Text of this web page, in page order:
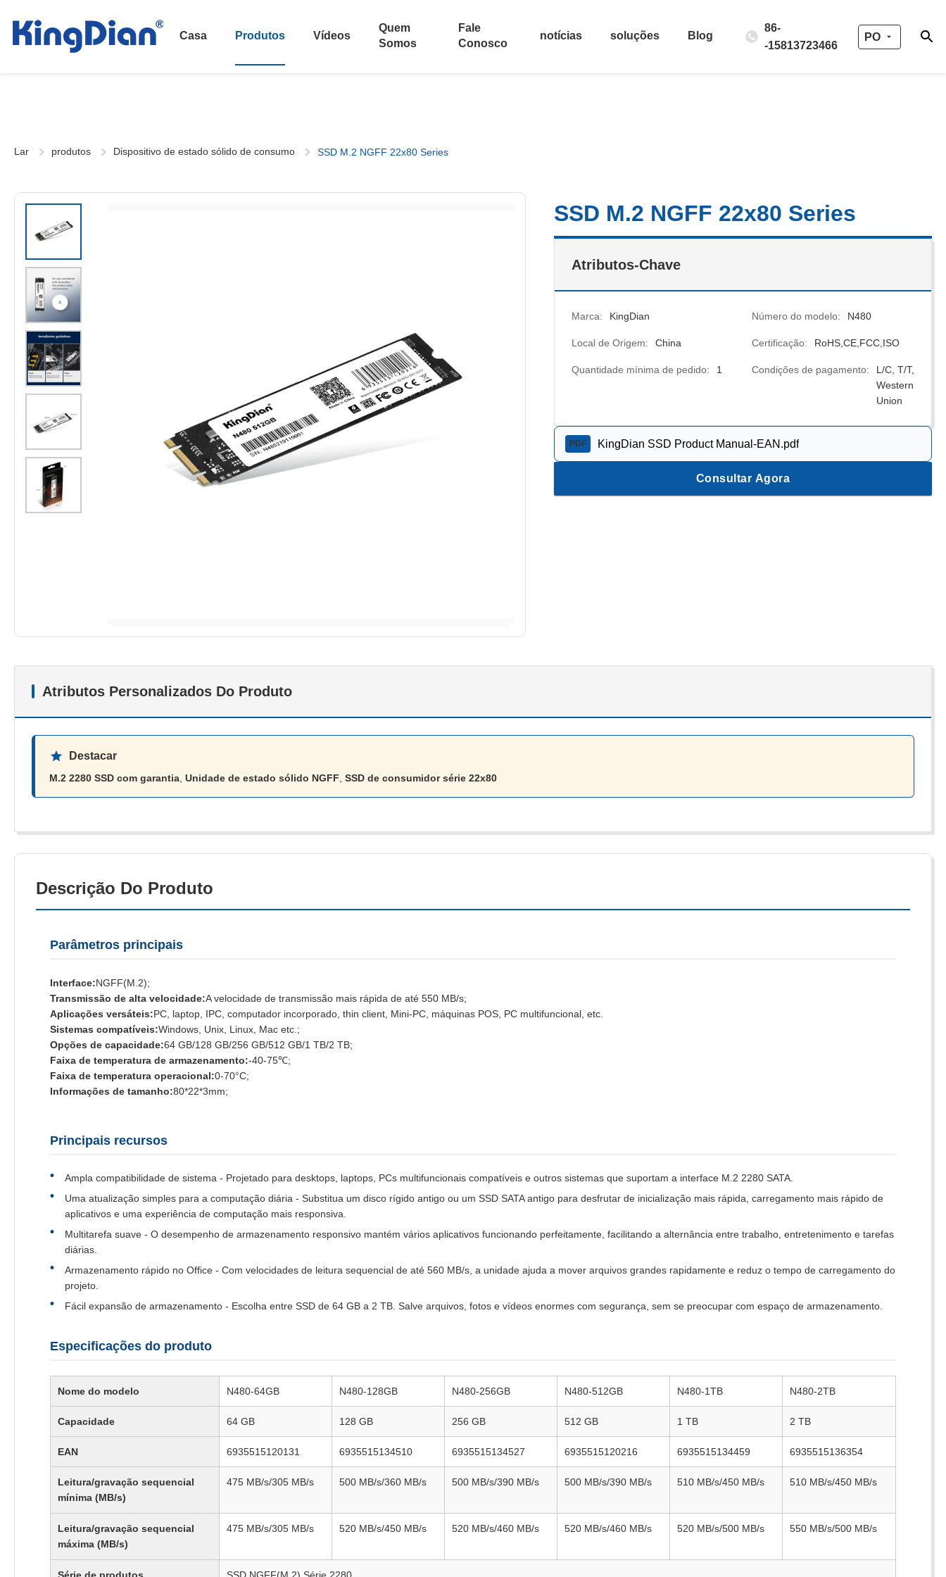
Casa Produtos Vídeos
Quem
Somos
Fale
Conosco
notícias soluções Blog
86-
-15813723466
PO
Lar produtos Dispositivo de estado sólido de consumo SSD M.2 NGFF 22x80 Series
SSD M.2 NGFF 22x80 Series
Atributos-Chave
Marca: KingDian Número do modelo: N480
Local de Origem: China Certificação: RoHS,CE,FCC,ISO
Quantidade mínima de pedido: 1 Condições de pagamento:
L/C, T/T,
Western
Union
PDF KingDian SSD Product Manual-EAN.pdf
Consultar Agora
Atributos Personalizados Do Produto
Destacar
M.2 2280 SSD com garantia Unidade de estado sólido NGFF SSD de consumidor série 22x80
Descrição Do Produto
Parâmetros principais
Interface:NGFF(M.2);
Transmissão de alta velocidade:A velocidade de transmissão mais rápida de até 550 MB/s;
Aplicações versáteis:PC, laptop, IPC, computador incorporado, thin client, Mini-PC, máquinas POS, PC multifuncional, etc.
Sistemas compatíveis:Windows, Unix, Linux, Mac etc.;
Opções de capacidade:64 GB/128 GB/256 GB/512 GB/1 TB/2 TB;
Faixa de temperatura de armazenamento:-40-75℃;
Faixa de temperatura operacional:0-70°C;
Informações de tamanho:80*22*3mm;
Principais recursos
Ampla compatibilidade de sistema - Projetado para desktops, laptops, PCs multifuncionais compatíveis e outros sistemas que suportam a interface M.2 2280 SATA.
Uma atualização simples para a computação diária - Substitua um disco rígido antigo ou um SSD SATA antigo para desfrutar de inicialização mais rápida, carregamento mais rápido de
aplicativos e uma experiência de computação mais responsiva.
Multitarefa suave - O desempenho de armazenamento responsivo mantém vários aplicativos funcionando perfeitamente, facilitando a alternância entre trabalho, entretenimento e tarefas
diárias.
Armazenamento rápido no Office - Com velocidades de leitura sequencial de até 560 MB/s, a unidade ajuda a mover arquivos grandes rapidamente e reduz o tempo de carregamento do
projeto.
Fácil expansão de armazenamento - Escolha entre SSD de 64 GB a 2 TB. Salve arquivos, fotos e vídeos enormes com segurança, sem se preocupar com espaço de armazenamento.
Especificações do produto
Nome do modelo N480-64GB N480-128GB N480-256GB N480-512GB N480-1TB N480-2TB
Capacidade 64 GB 128 GB 256 GB 512 GB 1 TB 2 TB
EAN 6935515120131 6935515134510 6935515134527 6935515120216 6935515134459 6935515136354
Leitura/gravação sequencial
mínima (MB/s)
475 MB/s/305 MB/s 500 MB/s/360 MB/s 500 MB/s/390 MB/s 500 MB/s/390 MB/s 510 MB/s/450 MB/s 510 MB/s/450 MB/s
Leitura/gravação sequencial
máxima (MB/s)
475 MB/s/305 MB/s 520 MB/s/450 MB/s 520 MB/s/460 MB/s 520 MB/s/460 MB/s 520 MB/s/500 MB/s 550 MB/s/500 MB/s